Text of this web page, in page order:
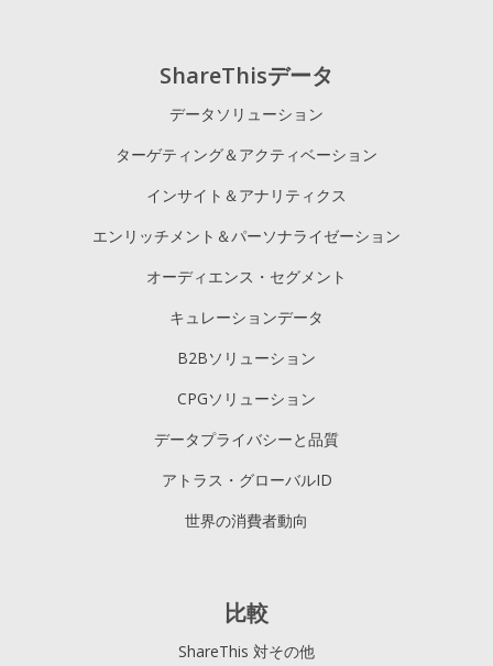
ShareThisデータ
データソリューション
ターゲティング＆アクティベーション
インサイト＆アナリティクス
エンリッチメント＆パーソナライゼーション
オーディエンス・セグメント
キュレーションデータ
B2Bソリューション
CPGソリューション
データプライバシーと品質
アトラス・グローバルID
世界の消費者動向
比較
ShareThis 対その他